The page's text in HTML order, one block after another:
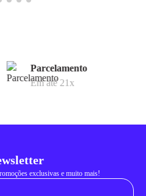
Parcelamento
Em até 21x
exclusivas e muito mais!